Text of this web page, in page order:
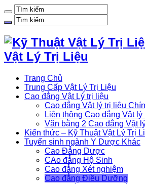
Vật Lý Trị Liệu
Trang Chủ
Trung Cấp Vật Lý Trị Liệu
Cao đẳng Vật Lý trị liệu
Cao đẳng Vật lý trị liệu
Liên thông Cao đẳng Vật lý
Văn bằng 2 Cao đẳng Vật
Kiến thức – Kỹ Thuật Vật Lý Trị
Tuyển sinh ngành Y Dược Khác
Cao Đẳng Dược
CAo đẳng Hộ Sinh
Cao đẳng Xét nghiệm
Cao đẳng Điều Dưỡng